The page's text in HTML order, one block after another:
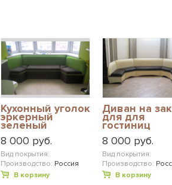
Кухонный уголок
эркерный
зеленый
8 000 руб.
Вид покрытия:
Производство: Россия
В корзину
Диван на
для для
гостиниц
8 000 руб.
Вид покрытия:
Производство:
В корзину